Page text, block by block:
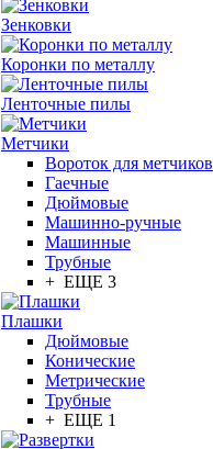
Зенковки
Коронки по металлу
Ленточные пилы
Метчики
Вороток для метчиков
Гаечные
Дюймовые
Машинно-ручные
Машинные
Трубные
+ ЕЩЕ 3
Плашки
Дюймовые
Конические
Метрические
Трубные
+ ЕЩЕ 1